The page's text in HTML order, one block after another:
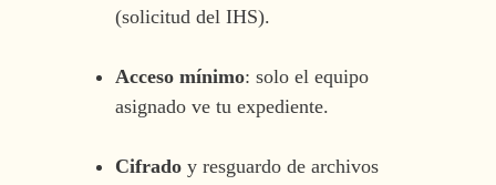
(solicitud del IHS).
Acceso mínimo: solo el equipo
asignado ve tu expediente.
Cifradoy resguardo de archivos